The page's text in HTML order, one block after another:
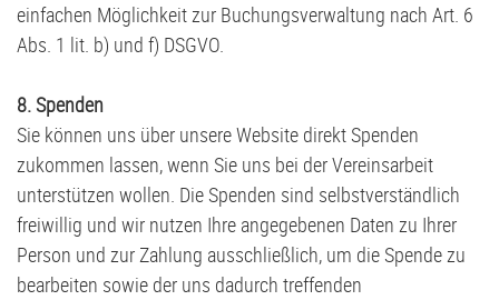
einfachen Möglichkeit zur Buchungsverwaltung nach Art. 6
Abs. 1 lit. b) und f) DSGVO.
8. Spenden
Sie können uns über unsere Website direkt Spenden
zukommen lassen, wenn Sie uns bei der Vereinsarbeit
unterstützen wollen. Die Spenden sind selbstverständlich
freiwillig und wir nutzen Ihre angegebenen Daten zu Ihrer
Person und zur Zahlung ausschließlich, um die Spende zu
bearbeiten sowie der uns dadurch treffenden